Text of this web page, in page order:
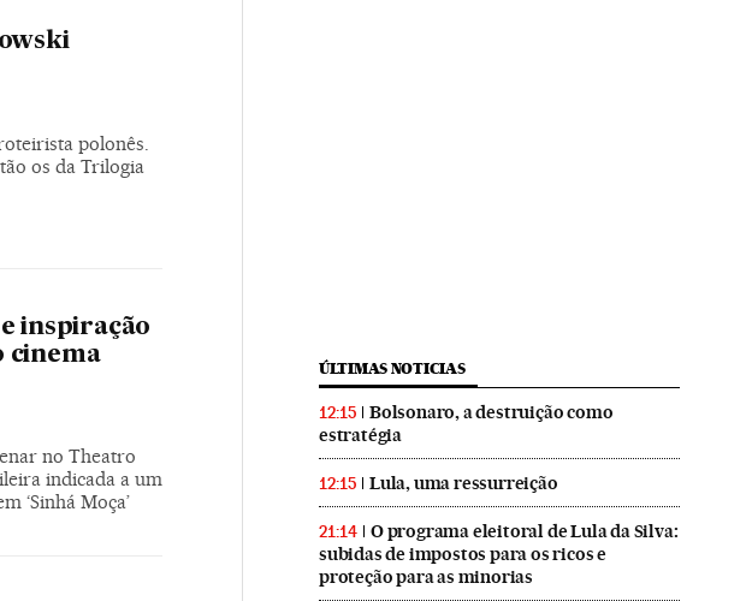
polonês.
os da Trilogia
inspiração
cinema
no Theatro
indicada a um
‘Sinhá Moça’
ÚLTIMAS NOTICIAS
12:15
Bolsonaro, a destruição como
estratégia
12:15 Lula, uma ressurreição
21:14
O programa eleitoral de Lula da Silva:
subidas de impostos para os ricos e
proteção para as minorias